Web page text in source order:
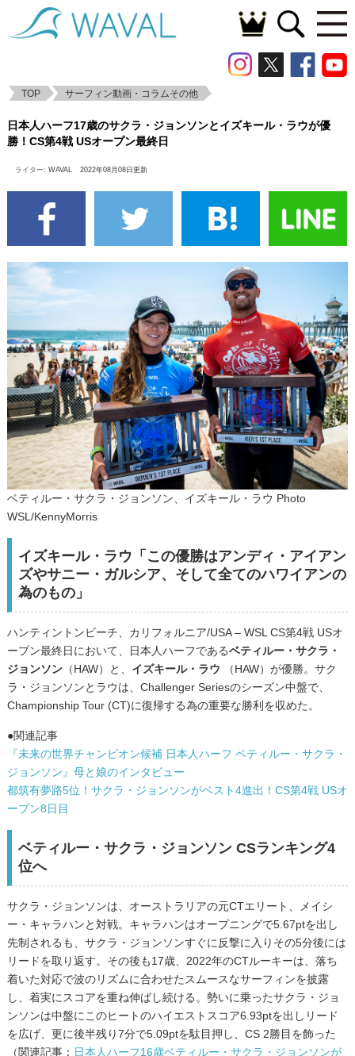
TOP サーフィン動画・コラムその他
イズキール・ラウが優勝！CS第4戦 USオー
プン最終日
日本人ハーフ17歳のサクラ・ジョンソンとイズキール・ラウが優
勝！CS第4戦 USオープン最終日
ライター: WAVAL 2022年08月08日更新
ベティルー・サクラ・ジョンソン、イズキール・ラウ Photo
WSL/KennyMorris
イズキール・ラウ「この優勝はアンディ・アイアン
ズやサニー・ガルシア、そして全てのハワイアンの
為のもの」
ハンティントンビーチ、カリフォルニア/USA – WSL CS第4戦 USオ
ープン最終日において、日本人ハーフであるベティルー・サクラ・
ジョンソン（HAW）と、 イズキール・ラウ （HAW）が優勝。サク
ラ・ジョンソンとラウは、Challenger Seriesのシーズン中盤で、
Championship Tour (CT)に復帰する為の重要な勝利を収めた。
●関連記事
『未来の世界チャンピオン候補 日本人ハーフ ベティルー・サクラ・
ジョンソン』母と娘のインタビュー
都筑有夢路5位！サクラ・ジョンソンがベスト4進出！CS第4戦 USオ
ープン8日目
ベティルー・サクラ・ジョンソン CSランキング4
位へ
サクラ・ジョンソンは、オーストラリアの元CTエリート、メイシ
ー・キャラハンと対戦。キャラハンはオープニングで5.67ptを出し
先制されるも、サクラ・ジョンソンすぐに反撃に入りその5分後には
リードを取り返す。その後も17歳、2022年のCTルーキーは、落ち
着いた対応で波のリズムに合わせたスムースなサーフィンを披露
し、着実にスコアを重ね伸ばし続ける。勢いに乗ったサクラ・ジョ
ンソンは中盤にこのヒートのハイエストスコア6.93ptを出しリード
を広げ、更に後半残り7分で5.09ptを駄目押し、CS 2勝目を飾った
（関連記事： 日本人ハーフ16歳ベティルー・サクラ・ジョンソンが